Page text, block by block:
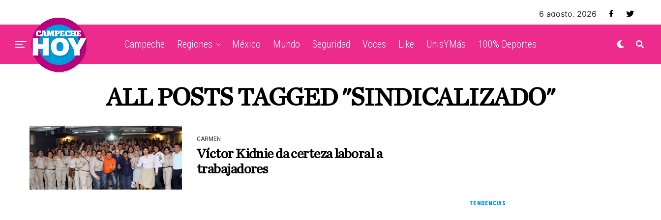
6 agosto, 2026
Campeche Regiones México Mundo Seguridad Voces Like UnisYMás 100% Deportes
ALL POSTS TAGGED "SINDICALIZADO"
CARMEN
Víctor Kidnie da certeza laboral a
trabajadores
TENDENCIAS